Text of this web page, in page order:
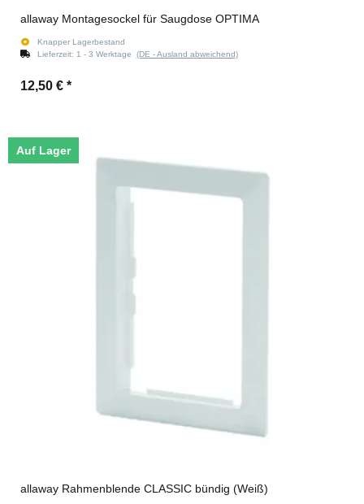
allaway Montagesockel für Saugdose OPTIMA
Knapper Lagerbestand
Lieferzeit: 1 - 3 Werktage (DE - Ausland abweichend)
12,50 € *
Auf Lager
allaway Rahmenblende CLASSIC bündig (Weiß)